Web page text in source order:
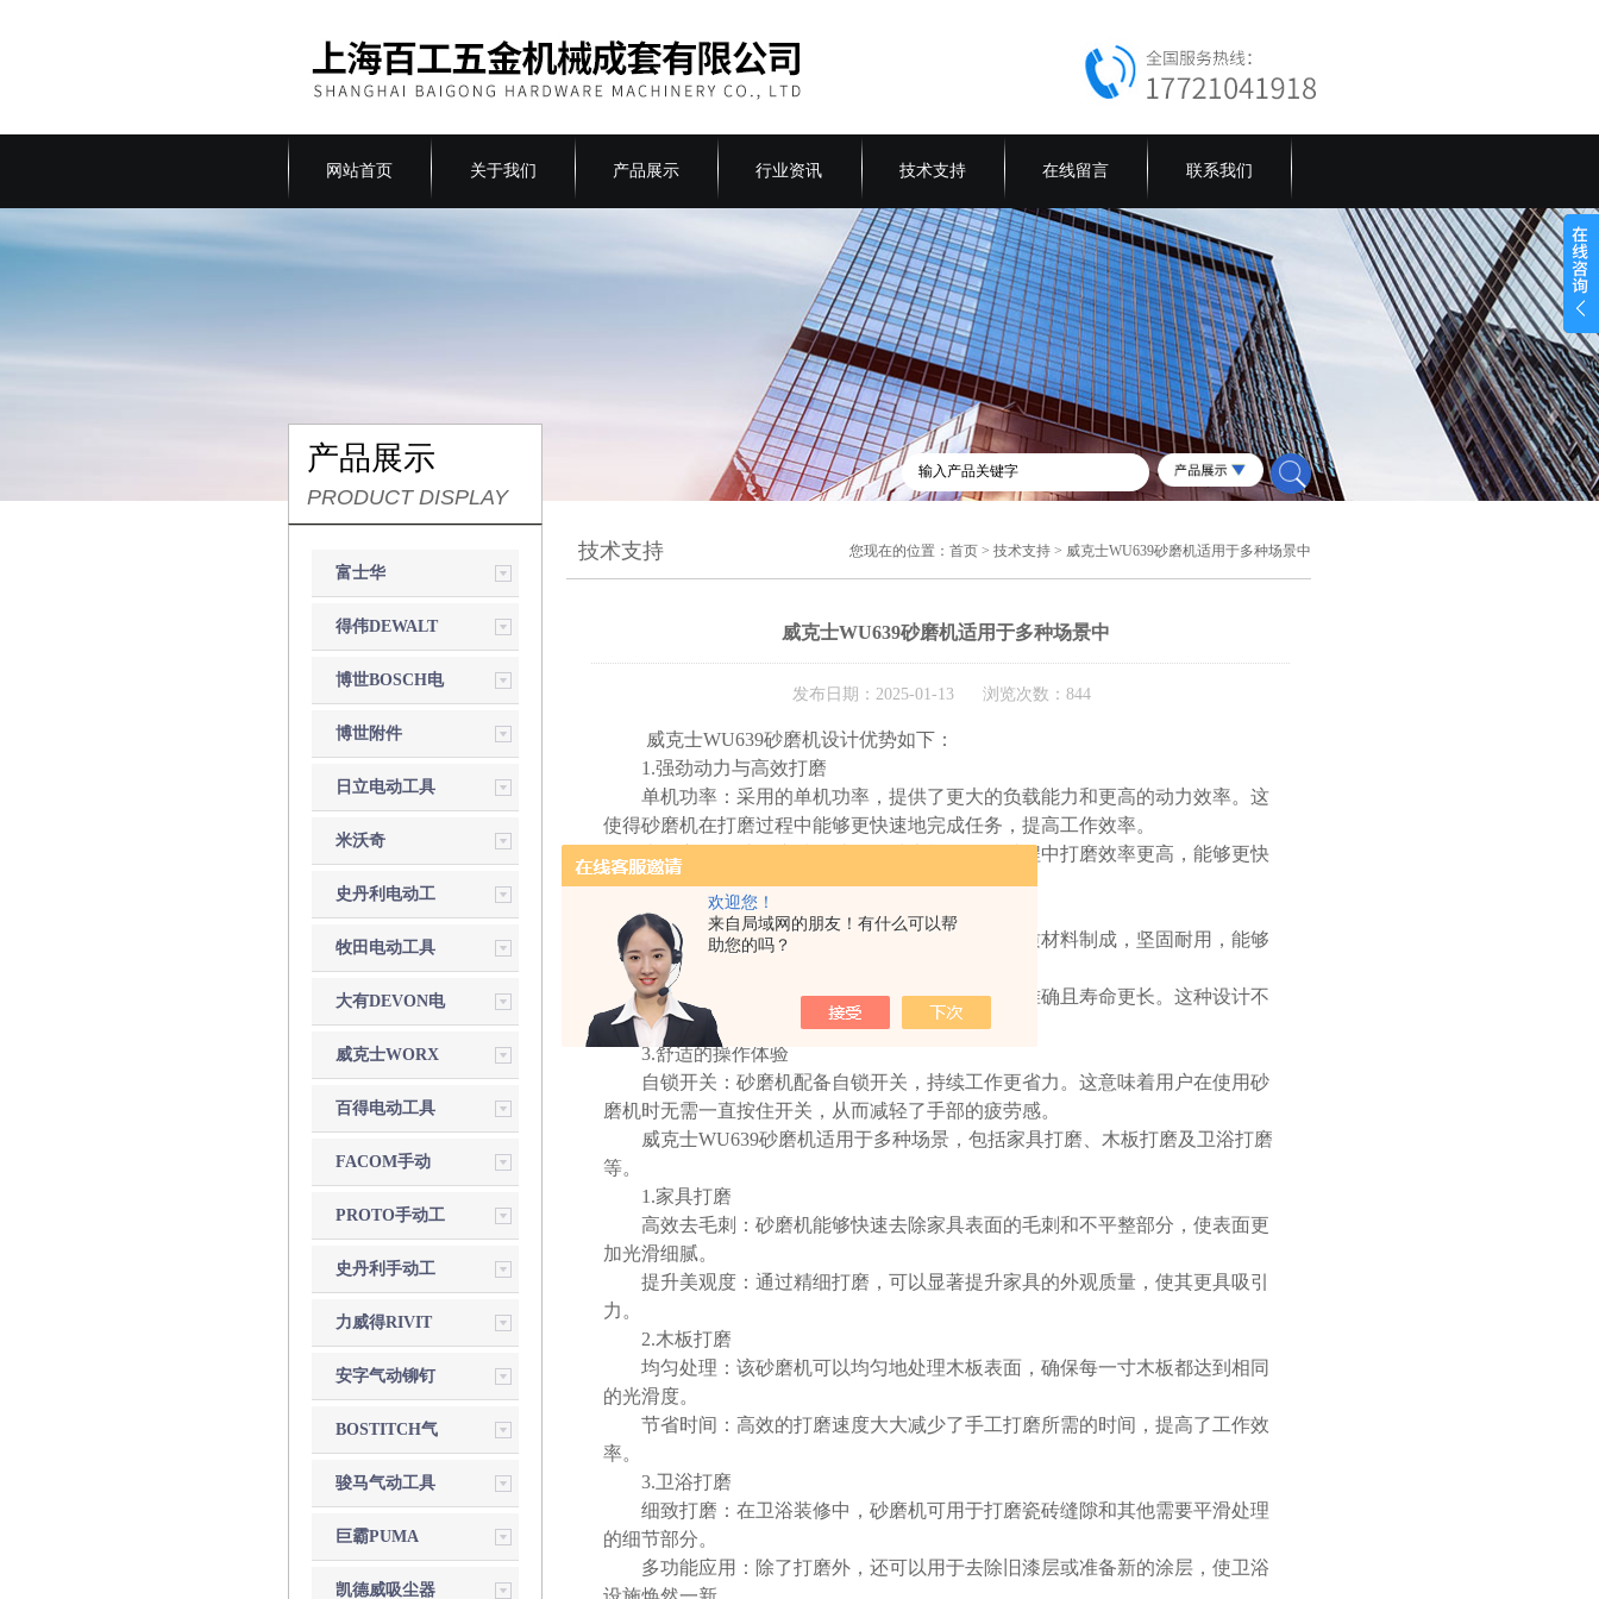
欢迎您！
来自局域网的朋友！有什么可以帮
助您的吗？
网站首页 关于我们 产品展示 行业资讯 技术支持 在线留言 联系我们
产品展示
PRODUCT DISPLAY
富士华
husqvarna建筑
产品
得伟DEWALT
电动工具
博世BOSCH电
动工具
博世附件
日立电动工具
米沃奇
Milwaukee电
动工具
史丹利电动工
具
牧田电动工具
大有DEVON电
动工具
威克士WORX
电动工具
百得电动工具
FACOM手动
工具
PROTO手动工
具
史丹利手动工
具
力威得RIVIT
气动铆钉枪
安字气动铆钉
枪
BOSTITCH气
动钉枪
骏马气动工具
巨霸PUMA
凯德威吸尘器
技术支持 您现在的位置：首页 >技术支持 > 威克士WU639砂磨机适用于多种场景中
威克士WU639砂磨机适用于多种场景中
发布日期：2025-01-13 浏览次数：844
威克士WU639砂磨机设计优势如下：
1.强劲动力与高效打磨
单机功率：采用的单机功率，提供了更大的负载能力和更高的动力效率。这
使得砂磨机在打磨过程中能够更快速地完成任务，提高工作效率。
大偏心量设计：这种设计使得砂磨机在使用过程中打磨效率更高，能够更快
地去除材料表面的不平整部分。
2.坚固耐用的结构
增强型铝质底板：砂磨机的底板采用增强型铝质材料制成，坚固耐用，能够
在长时间使用中保持稳定性和耐用性。
筒式结构机壳：机壳采用筒式结构设计，定位准确且寿命更长。这种设计不
仅提高了砂磨机的稳定性，还延长了其使用寿命。
3.舒适的操作体验
自锁开关：砂磨机配备自锁开关，持续工作更省力。这意味着用户在使用砂
磨机时无需一直按住开关，从而减轻了手部的疲劳感。
威克士WU639砂磨机适用于多种场景，包括家具打磨、木板打磨及卫浴打磨
等。
1.家具打磨
高效去毛刺：砂磨机能够快速去除家具表面的毛刺和不平整部分，使表面更
加光滑细腻。
提升美观度：通过精细打磨，可以显著提升家具的外观质量，使其更具吸引
力。
2.木板打磨
均匀处理：该砂磨机可以均匀地处理木板表面，确保每一寸木板都达到相同
的光滑度。
节省时间：高效的打磨速度大大减少了手工打磨所需的时间，提高了工作效
率。
3.卫浴打磨
细致打磨：在卫浴装修中，砂磨机可用于打磨瓷砖缝隙和其他需要平滑处理
的细节部分。
多功能应用：除了打磨外，还可以用于去除旧漆层或准备新的涂层，使卫浴